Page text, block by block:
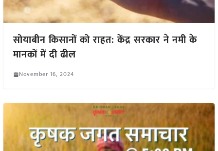
सोयाबीन किसानों को राहत: केंद्र सरकार ने नमी के
मानकों में दी ढील
November 16, 2024